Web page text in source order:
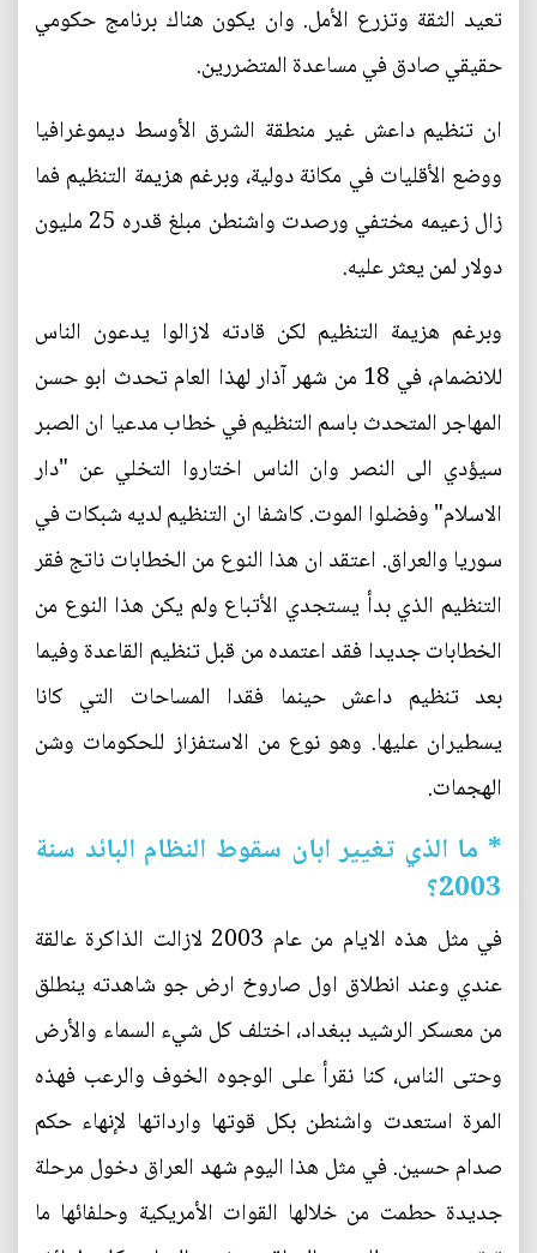
تعيد الثقة وتزرع الأمل. وان يكون هناك برنامج حكومي
حقيقي صادق في مساعدة المتضررين.
ان تنظيم داعش غير منطقة الشرق الأوسط ديموغرافيا
ووضع الأقليات في مكانة دولية، وبرغم هزيمة التنظيم فما
زال زعيمه مختفي ورصدت واشنطن مبلغ قدره 25 مليون
دولار لمن يعثر عليه.
وبرغم هزيمة التنظيم لكن قادته لازالوا يدعون الناس
للانضمام، في 18 من شهر آذار لهذا العام تحدث ابو حسن
المهاجر المتحدث باسم التنظيم في خطاب مدعيا ان الصبر
سيؤدي الى النصر وان الناس اختاروا التخلي عن "دار
الاسلام" وفضلوا الموت. كاشفا ان التنظيم لديه شبكات في
سوريا والعراق. اعتقد ان هذا النوع من الخطابات ناتج فقر
التنظيم الذي بدأ يستجدي الأتباع ولم يكن هذا النوع من
الخطابات جديدا فقد اعتمده من قبل تنظيم القاعدة وفيما
بعد تنظيم داعش حينما فقدا المساحات التي كانا
يسطيران عليها. وهو نوع من الاستفزاز للحكومات وشن
الهجمات.
* ما الذي تغيير ابان سقوط النظام البائد سنة
2003؟
في مثل هذه الايام من عام 2003 لازالت الذاكرة عالقة
عندي وعند انطلاق اول صاروخ ارض جو شاهدته ينطلق
من معسكر الرشيد ببغداد، اختلف كل شيء السماء والأرض
وحتى الناس، كنا نقرأ على الوجوه الخوف والرعب فهذه
المرة استعدت واشنطن بكل قوتها وارداتها لإنهاء حكم
صدام حسين. في مثل هذا اليوم شهد العراق دخول مرحلة
جديدة حطمت من خلالها القوات الأمريكية وحلفائها ما